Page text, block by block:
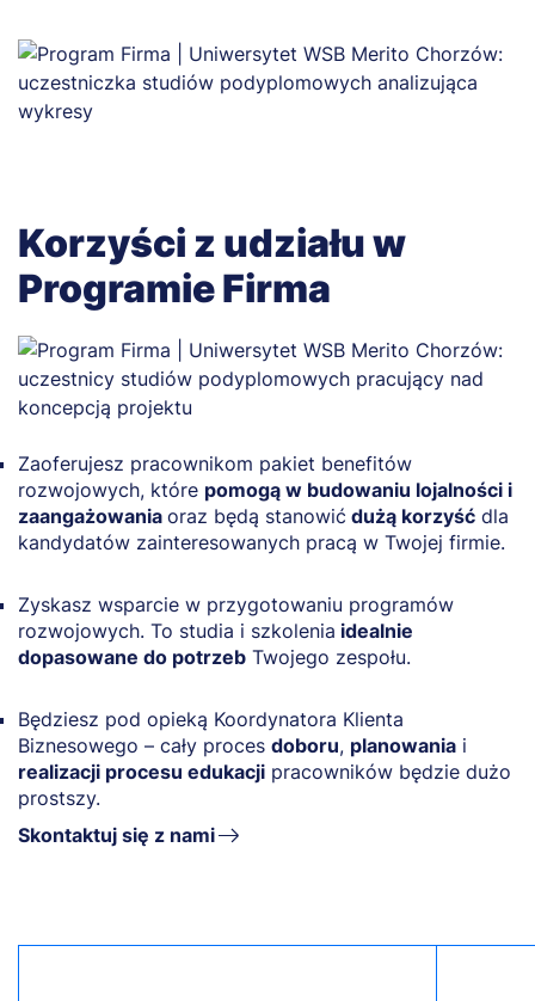
Korzyści z udziału w
Programie Firma
Zaoferujesz pracownikom pakiet benefitów
rozwojowych, które pomogą w budowaniu lojalności i
zaangażowania oraz będą stanowić dużą korzyść dla
kandydatów zainteresowanych pracą w Twojej firmie.
Zyskasz wsparcie w przygotowaniu programów
rozwojowych. To studia i szkolenia idealnie
dopasowane do potrzeb Twojego zespołu.
Będziesz pod opieką Koordynatora Klienta
Biznesowego – cały proces doboru, planowania i
realizacji procesu edukacji pracowników będzie dużo
prostszy.
Skontaktuj się z nami